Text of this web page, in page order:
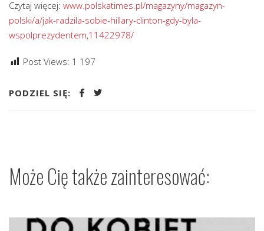
Czytaj więcej: www.polskatimes.pl/magazyny/magazyn-
polski/a/jak-radzila-sobie-hillary-clinton-gdy-byla-
wspolprezydentem,11422978/
Post Views: 1 197
PODZIEL SIĘ:
Może Cię także zainteresować: